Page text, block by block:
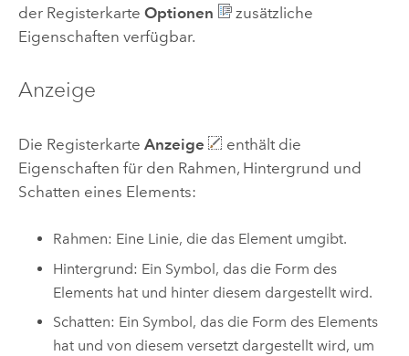
der Registerkarte Optionen
zusätzliche
Eigenschaften verfügbar.
Anzeige
Die Registerkarte Anzeige
enthält die
Eigenschaften für den Rahmen, Hintergrund und
Schatten eines Elements:
Rahmen: Eine Linie, die das Element umgibt.
Hintergrund: Ein Symbol, das die Form des
Elements hat und hinter diesem dargestellt wird.
Schatten: Ein Symbol, das die Form des Elements
hat und von diesem versetzt dargestellt wird, um